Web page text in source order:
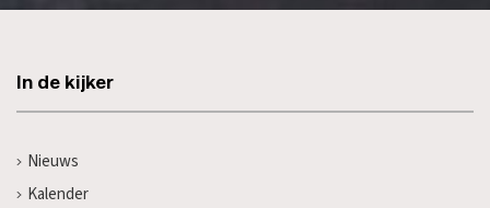
In de kijker
Nieuws
Kalender